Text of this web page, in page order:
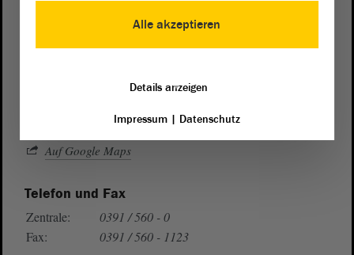
Landtagvon Sachsen-Anhalt
Wegbeschreibung
Auf Google Maps
Telefon und Fax
Zentrale:
0391 / 560 - 0
Fax:
0391 / 560 - 1123
Alle akzeptieren
Details anzeigen
Impressum| Datenschutz